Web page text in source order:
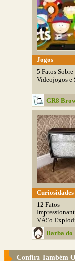
Jogos
5 Fatos Sobre
Videojogos e
GR8
Curiosidades
12 Fatos
VÃ£o
Mente
Barba do
Confira Também